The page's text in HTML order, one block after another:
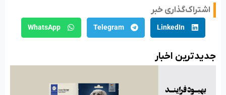
اشتراک‌گذاری خبر
LinkedIn
Telegram
WhatsApp
جدید‌ترین اخبار